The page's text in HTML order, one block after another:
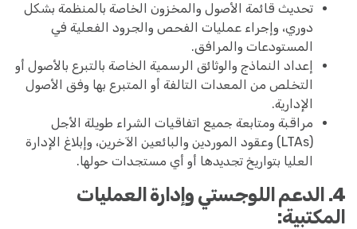
تحديث قائمة الأصول والمخزون الخاصة بالمنظمة بشكل
دوري، وإجراء عمليات الفحص والجرود الفعلية في
المستودعات والمرافق.
إعداد النماذج والوثائق الرسمية الخاصة بالتبرع بالأصول أو
التخلص من المعدات التالفة أو المتبرع بها وفق الأصول
الإدارية.
مراقبة ومتابعة جميع اتفاقيات الشراء طويلة الأجل
(LTAs) وعقود الموردين والبائعين الآخرين، وإبلاغ الإدارة
العليا بتواريخ تجديدها أو أي مستجدات حولها.
4. الدعم اللوجستي وإدارة العمليات
المكتبية: